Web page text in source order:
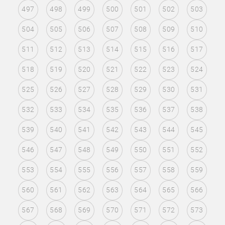
497 498 499 500 501 502 503
504 505 506 507 508 509 510
511 512 513 514 515 516 517
518 519 520 521 522 523 524
525 526 527 528 529 530 531
532 533 534 535 536 537 538
539 540 541 542 543 544 545
546 547 548 549 550 551 552
553 554 555 556 557 558 559
560 561 562 563 564 565 566
567 568 569 570 571 572 573